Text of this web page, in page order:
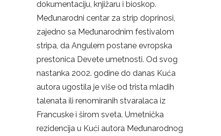
dokumentaciju, knjižaru i bioskop.
Međunarodni centar za strip doprinosi,
zajedno sa Međunarodnim festivalom
stripa, da Angulem postane evropska
prestonica Devete umetnosti. Od svog
nastanka 2002. godine do danas Kuća
autora ugostila je više od trista mladih
talenata ili renomiranih stvaralaca iz
Francuske i širom sveta. Umetnička
rezidencija u Kući autora Međunarodnog